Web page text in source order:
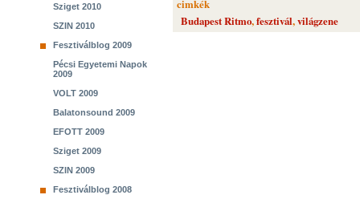
Sziget 2010
SZIN 2010
Fesztiválblog 2009
Pécsi Egyetemi Napok
2009
VOLT 2009
Balatonsound 2009
EFOTT 2009
Sziget 2009
SZIN 2009
Fesztiválblog 2008
cimkék
Budapest Ritmo,fesztivál,világzene